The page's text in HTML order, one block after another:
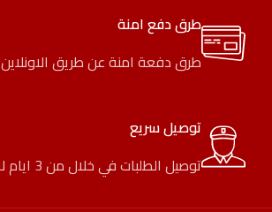
طرق دفع امنة
طرق دفعة امنة عن طريق الاونلاين
توصيل سريع
توصيل الطلبات في خلال من 3 ايام لاسبوع